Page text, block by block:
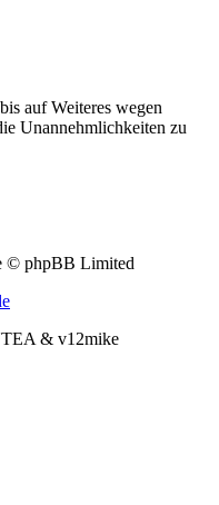
auf Weiteres wegen
Unannehmlichkeiten zu
© phpBB Limited
& v12mike